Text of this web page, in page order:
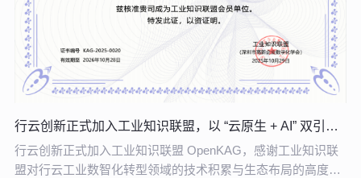
行云创新正式加入工业知识联盟，以 “云原生 + AI” 双引擎赋能工业数智化转型
行云创新正式加入工业知识联盟 OpenKAG，感谢工业知识联
盟对行云工业数智化转型领域的技术积累与生态布局的高度认